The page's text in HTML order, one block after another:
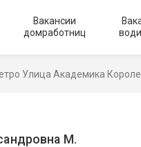
Вакансии
домработниц
Улица Академика
М.